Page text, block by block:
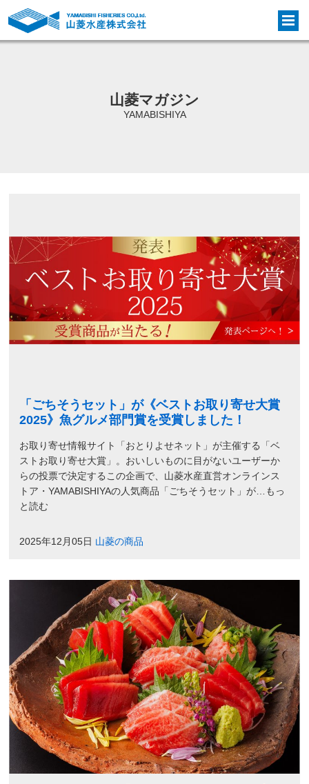
山菱マガジン
YAMABISHIYA
「ごちそうセット」が《ベストお取り寄せ大賞
2025》魚グルメ部門賞を受賞しました！
お取り寄せ情報サイト「おとりよせネット」が主催する「ベ
ストお取り寄せ大賞」。おいしいものに目がないユーザーか
らの投票で決定するこの企画で、山菱水産直営オンラインス
トア・YAMABISHIYAの人気商品「ごちそうセット」が…もっ
と読む
2025年12月05日 山菱の商品